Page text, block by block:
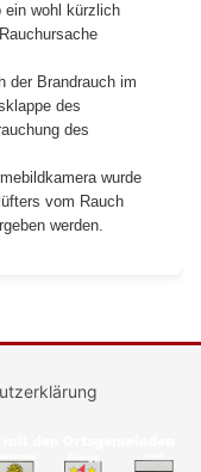
ein wohl kürzlich
der Brandrauch im
des
des
wurde
vom Rauch
werden.